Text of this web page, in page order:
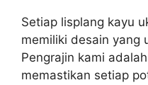
Setiap lisplang kayu
memiliki desain yang
Pengrajin kami
memastikan setiap